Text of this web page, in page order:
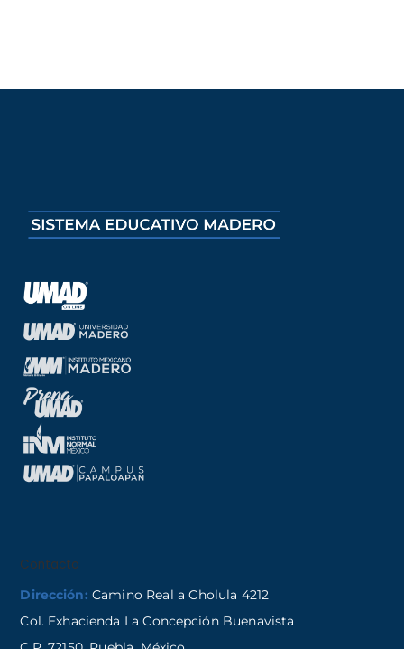
Contacto
Dirección: Camino Real a Cholula 4212
Col. Exhacienda La Concepción Buenavista